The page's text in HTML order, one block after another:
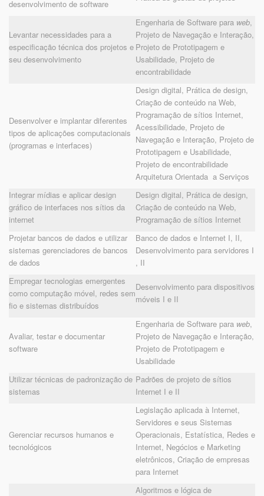
desenvolvimento de software
Levantar necessidades para a
especificação técnica dos projetos e
seu desenvolvimento
Engenharia de Software para web,
Projeto de Navegação e Interação,
Projeto de Prototipagem e
Usabilidade, Projeto de
encontrabilidade
Desenvolver e implantar diferentes
tipos de aplicações computacionais
(programas e interfaces)
Design digital, Prática de design,
Criação de conteúdo na Web,
Programação de sítios Internet,
Acessibilidade, Projeto de
Navegação e Interação, Projeto de
Prototipagem e Usabilidade,
Projeto de encontrabilidade
Arquitetura Orientada a Serviços
Integrar mídias e aplicar design
gráfico de interfaces nos sítios da
internet
Design digital, Prática de design,
Criação de conteúdo na Web,
Programação de sítios Internet
Projetar bancos de dados e utilizar
sistemas gerenciadores de bancos
de dados
Banco de dados e Internet I, II,
Desenvolvimento para servidores I
, II
Empregar tecnologias emergentes
como computação móvel, redes sem
fio e sistemas distribuídos
Desenvolvimento para dispositivos
móveis I e II
Avaliar, testar e documentar
software
Engenharia de Software para web,
Projeto de Navegação e Interação,
Projeto de Prototipagem e
Usabilidade
Utilizar técnicas de padronização de
sistemas
Padrões de projeto de sítios
Internet I e II
Gerenciar recursos humanos e
tecnológicos
Legislação aplicada à Internet,
Servidores e seus Sistemas
Operacionais, Estatística, Redes e
Internet, Negócios e Marketing
eletrônicos, Criação de empresas
para Internet
Algoritmos e lógica de